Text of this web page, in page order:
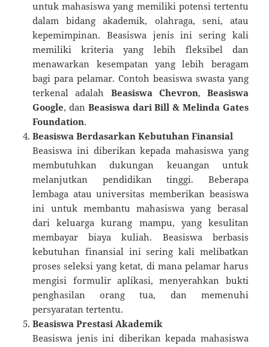
untuk mahasiswa yang memiliki potensi tertentu
dalam bidang akademik, olahraga, seni, atau
kepemimpinan. Beasiswa jenis ini sering kali
memiliki kriteria yang lebih fleksibel dan
menawarkan kesempatan yang lebih beragam
bagi para pelamar. Contoh beasiswa swasta yang
terkenal adalah Beasiswa Chevron, Beasiswa
Google, dan Beasiswa dari Bill & Melinda Gates
Foundation.
Beasiswa Berdasarkan Kebutuhan Finansial
Beasiswa ini diberikan kepada mahasiswa yang
membutuhkan dukungan keuangan untuk
melanjutkan pendidikan tinggi. Beberapa
lembaga atau universitas memberikan beasiswa
ini untuk membantu mahasiswa yang berasal
dari keluarga kurang mampu, yang kesulitan
membayar biaya kuliah. Beasiswa berbasis
kebutuhan finansial ini sering kali melibatkan
proses seleksi yang ketat, di mana pelamar harus
mengisi formulir aplikasi, menyerahkan bukti
penghasilan orang tua, dan memenuhi
persyaratan tertentu.
Beasiswa Prestasi Akademik
Beasiswa jenis ini diberikan kepada mahasiswa